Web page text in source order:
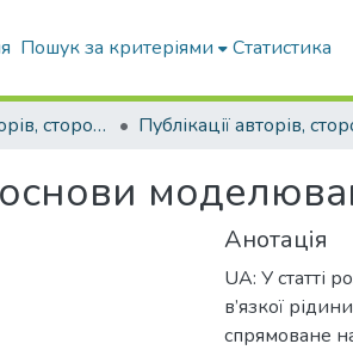
Пошук за критеріями Статистика
Публікації авторів, сторонніх університету
Анотація
UA: У статті
в’язкої
спрямоване